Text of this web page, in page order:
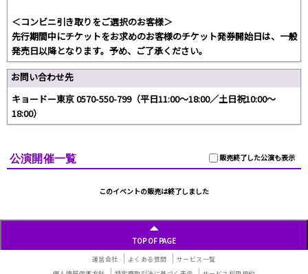
＜コンビニ引き取りをご選択のお客様＞
先行期間中にチケットをお求めのお客様のチケット発券開始日は、一般
発売日以降となります。予め、ご了承ください。
お問い合わせ先
キョードー東京 0570-550-799（平日11:00〜18:00／土日祝10:00〜
18:00）
販売終了した公演も表示
公演開催一覧
このイベントの販売は終了しました
TOP OF PAGE
運営会社 よくある質問
サービス一覧